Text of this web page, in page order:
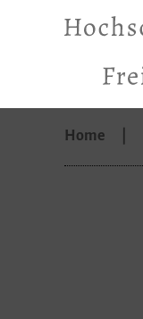
Home